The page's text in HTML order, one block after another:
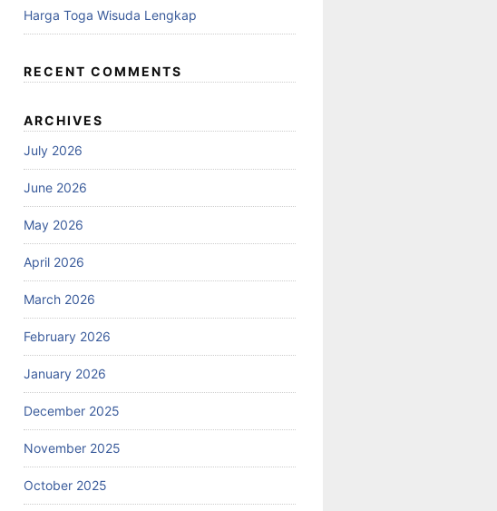
Harga Toga Wisuda Lengkap
RECENT COMMENTS
ARCHIVES
July 2026
June 2026
May 2026
April 2026
March 2026
February 2026
January 2026
December 2025
November 2025
October 2025